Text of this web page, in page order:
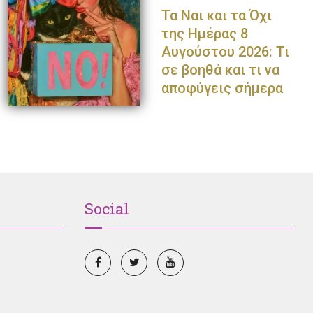
Τα Ναι και τα Όχι
της Ημέρας 8
Αυγούστου 2026: Τι
σε βοηθά και τι να
αποφύγεις σήμερα
Social